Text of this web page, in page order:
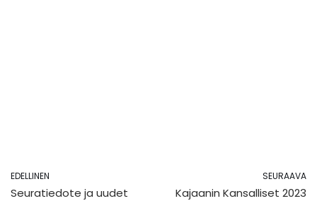
EDELLINEN
Seuratiedote ja uudet
SEURAAVA
Kajaanin Kansalliset 2023